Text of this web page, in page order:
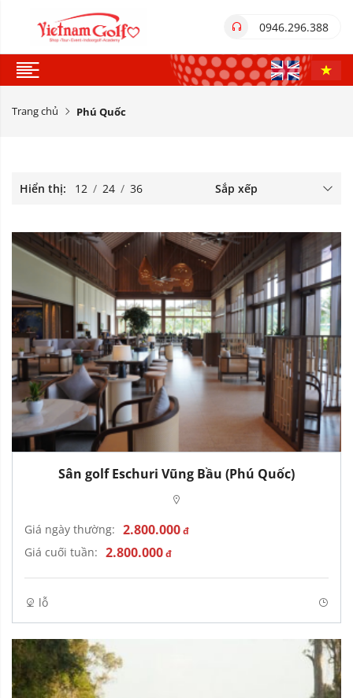
0946.296.388
Trang chủ Phú Quốc
Hiển thị: 12 / 24 / 36 Sắp xếp
Sân golf Eschuri Vũng Bầu (Phú Quốc)
Giá ngày thường: 2.800.000đ
Giá cuối tuần: 2.800.000đ
lỗ